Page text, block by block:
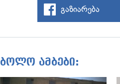
გაზიარება
ბოლო ამბები: